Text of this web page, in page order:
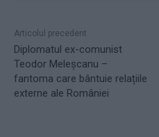
Articolul precedent
Diplomatul ex-comunist
Teodor Meleșcanu –
fantoma care bântuie relațiile
externe ale României